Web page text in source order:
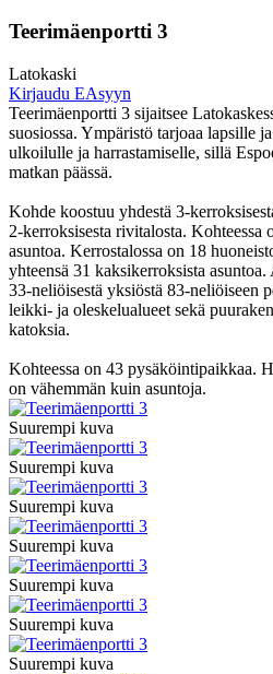
Teerimäenportti 3
Latokaski
Kirjaudu EAsyyn
Teerimäenportti 3 sijaitsee
suosiossa. Ympäristö tarjoaa lapsille
ulkoilulle ja harrastamiselle, sillä
matkan päässä.
Kohde koostuu yhdestä 3-
2-kerroksisesta rivitalosta. Kohteessa
asuntoa. Kerrostalossa on 18
yhteensä 31 kaksikerroksista
33-neliöisestä yksiöstä 83-neliöiseen
leikki- ja oleskelualueet sekä
katoksia.
Kohteessa on 43 pysäköintipaikkaa.
on vähemmän kuin asuntoja.
Suurempi kuva
Suurempi kuva
Suurempi kuva
Suurempi kuva
Suurempi kuva
Suurempi kuva
Suurempi kuva